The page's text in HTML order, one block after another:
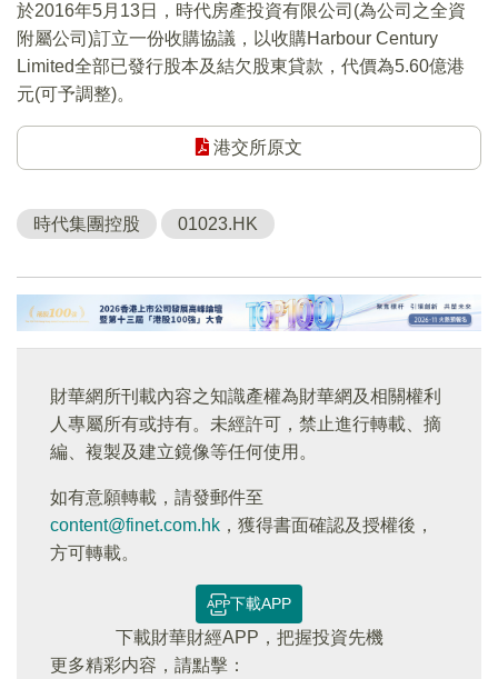
於2016年5月13日，時代房產投資有限公司(為公司之全資
附屬公司)訂立一份收購協議，以收購Harbour Century
Limited全部已發行股本及結欠股東貸款，代價為5.60億港
元(可予調整)。
港交所原文
時代集團控股 01023.HK
財華網所刊載內容之知識產權為財華網及相關權利
人專屬所有或持有。未經許可，禁止進行轉載、摘
編、複製及建立鏡像等任何使用。
如有意願轉載，請發郵件至
content@finet.com.hk ，獲得書面確認及授權後，
方可轉載。
下載APP
下載財華財經APP，把握投資先機
更多精彩内容，請點擊：